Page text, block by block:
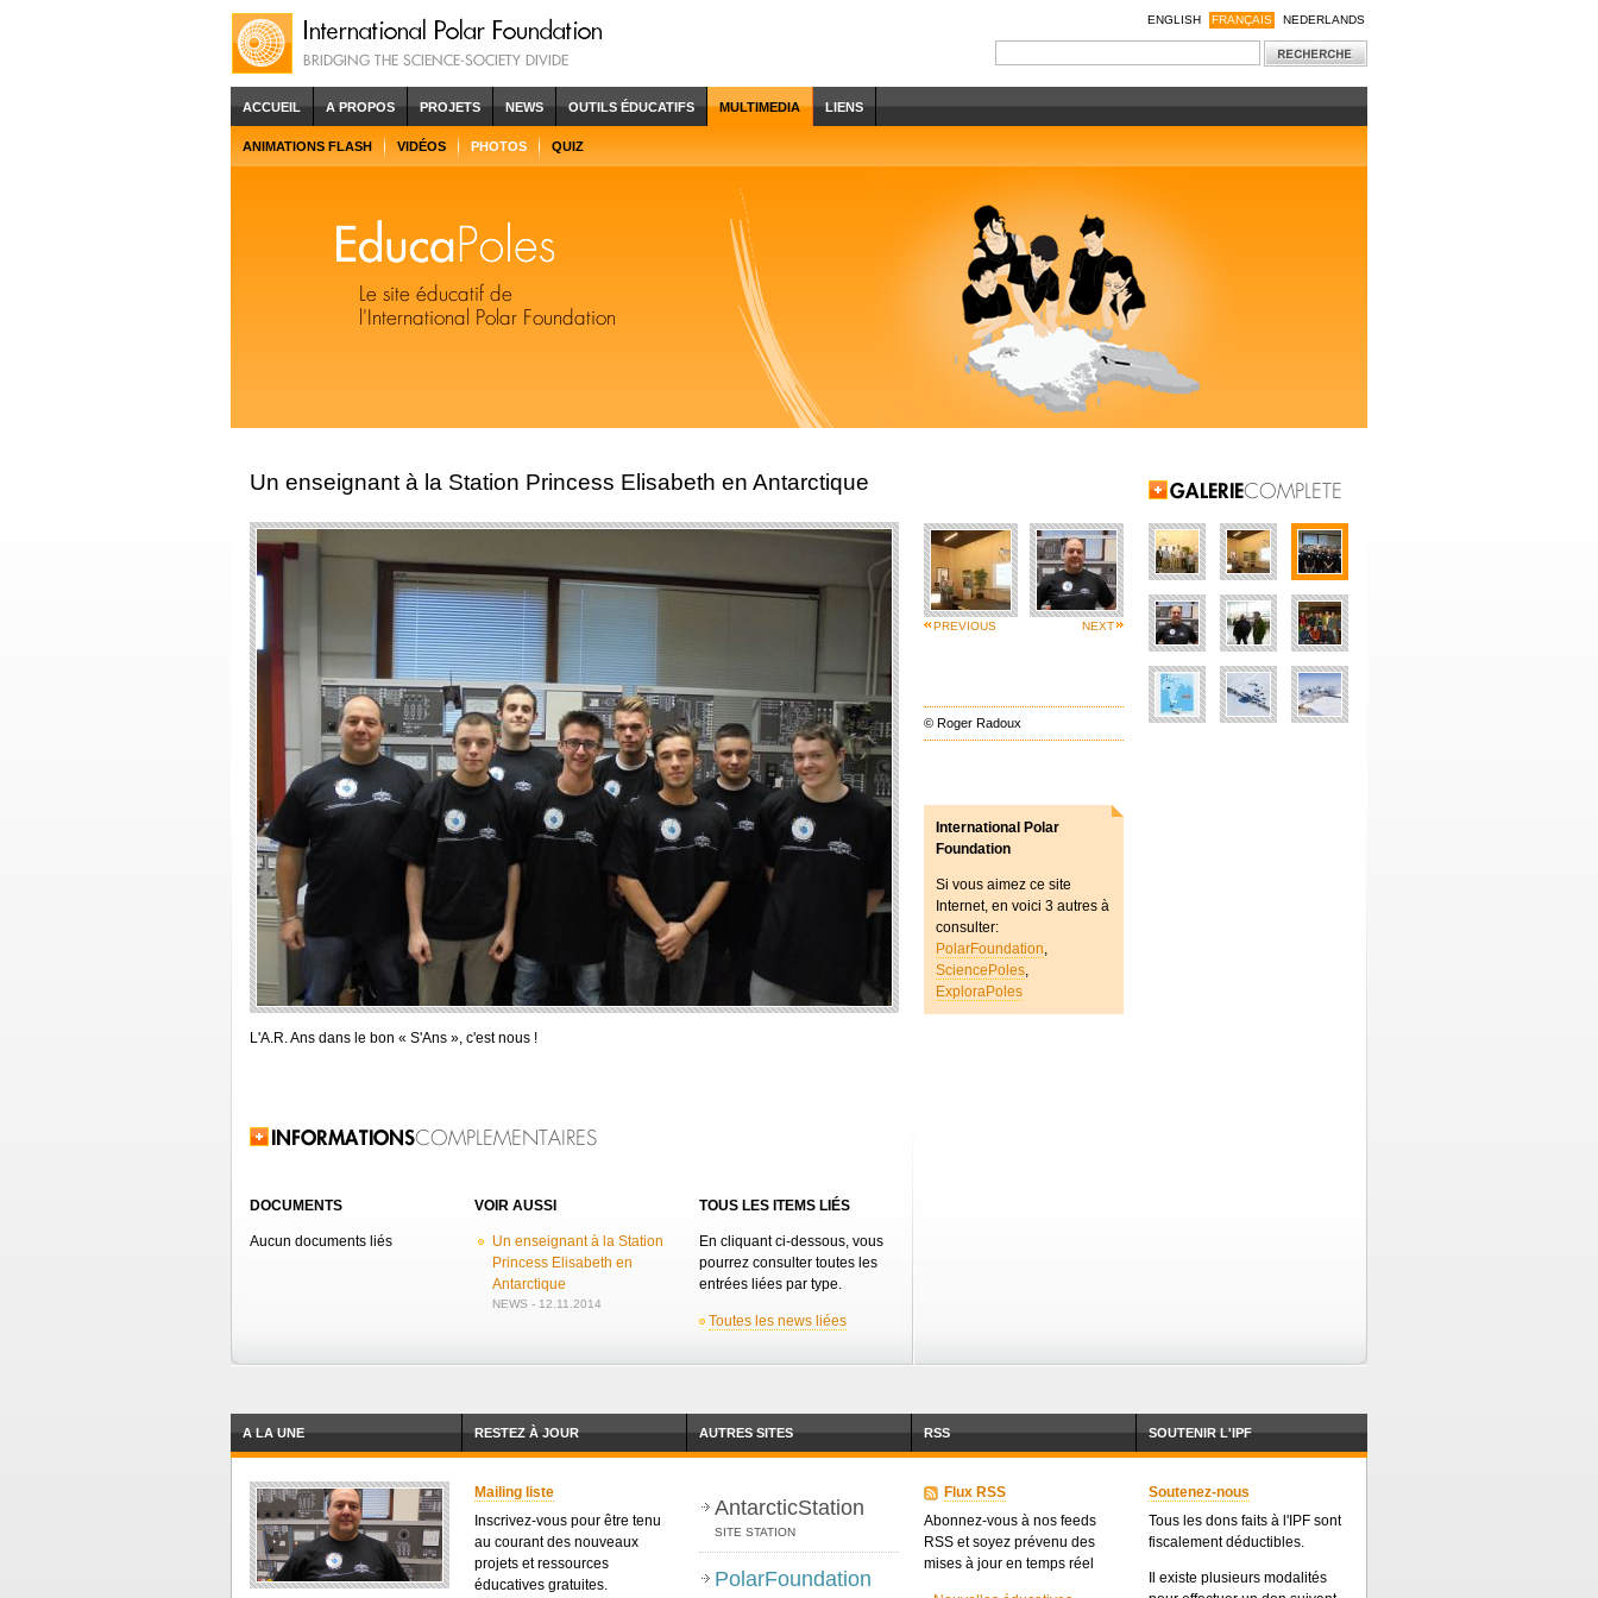
ENGLISH FRANÇAIS NEDERLANDS
ACCUEIL A PROPOS PROJETS NEWS OUTILS ÉDUCATIFS MULTIMEDIA LIENS
ANIMATIONS FLASH VIDÉOS PHOTOS QUIZ
Un enseignant à la Station Princess Elisabeth en Antarctique
L'A.R. Ans dans le bon « S'Ans », c'est nous !
Related Information
DOCUMENTS
Aucun documents liés
VOIR AUSSI
Un enseignant à la Station
Princess Elisabeth en
Antarctique
NEWS - 12.11.2014
TOUS LES ITEMS LIÉS
En cliquant ci-dessous, vous
pourrez consulter toutes les
entrées liées par type.
Toutes les news liées
PREVIOUS NEXT
© Roger Radoux
International Polar
Foundation
Si vous aimez ce site
Internet, en voici 3 autres à
consulter:
PolarFoundation
SciencePoles
ExploraPoles
Galerie Complète
A LA UNE RESTEZ À JOUR
Mailing liste
Inscrivez-vous pour être tenu
au courant des nouveaux
projets et ressources
éducatives gratuites.
AUTRES SITES
AntarcticStation
SITE STATION
PolarFoundation
RSS
Flux RSS
Abonnez-vous à nos feeds
RSS et soyez prévenu des
mises à jour en temps réel
SOUTENIR L'IPF
Soutenez-nous
Tous les dons faits à l'IPF sont
fiscalement déductibles.
Il existe plusieurs modalités